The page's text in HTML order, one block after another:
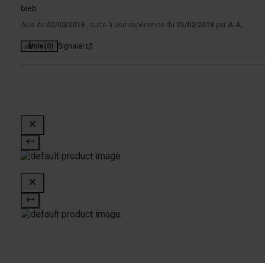
bieb
Avis du 02/03/2018 , suite à une expérience du 21/02/2018 par A.A.
Utile(0) Signaler